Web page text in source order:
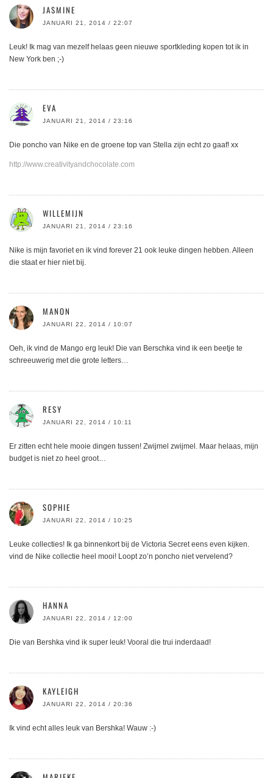
JASMINE
JANUARI 21, 2014 / 22:07
Leuk! Ik mag van mezelf helaas geen nieuwe sportkleding kopen tot ik in
New York ben ;-)
EVA
JANUARI 21, 2014 / 23:16
Die poncho van Nike en de groene top van Stella zijn echt zo gaaf! xx
http://www.creativityandchocolate.com
WILLEMIJN
JANUARI 21, 2014 / 23:16
Nike is mijn favoriet en ik vind forever 21 ook leuke dingen hebben. Alleen
die staat er hier niet bij.
MANON
JANUARI 22, 2014 / 10:07
Oeh, ik vind de Mango erg leuk! Die van Berschka vind ik een beetje te
schreeuwerig met die grote letters…
RESY
JANUARI 22, 2014 / 10:11
Er zitten echt hele mooie dingen tussen! Zwijmel zwijmel. Maar helaas, mijn
budget is niet zo heel groot…
SOPHIE
JANUARI 22, 2014 / 10:25
Leuke collecties! Ik ga binnenkort bij de Victoria Secret eens even kijken.
vind de Nike collectie heel mooi! Loopt zo’n poncho niet vervelend?
HANNA
JANUARI 22, 2014 / 12:00
Die van Bershka vind ik super leuk! Vooral die trui inderdaad!
KAYLEIGH
JANUARI 22, 2014 / 20:36
Ik vind echt alles leuk van Bershka! Wauw :-)